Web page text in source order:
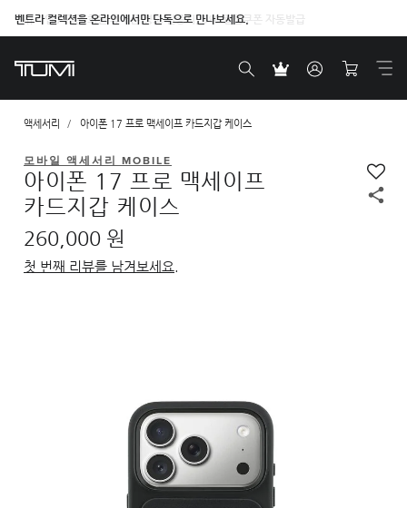
벤트라 컬렉션을 온라인에서만 단독으로 만나보세요.
액세서리 아이폰 17 프로 맥세이프 카드지갑 케이스
모바일 액세서리 MOBILE
아이폰 17 프로 맥세이프
카드지갑 케이스
260,000 원
첫 번째 리뷰를 남겨보세요.